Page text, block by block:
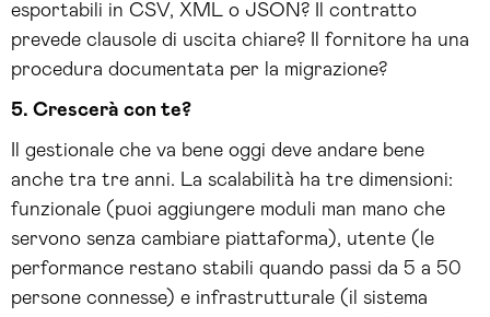
esportabili in CSV, XML o JSON? Il contratto
prevede clausole di uscita chiare? Il fornitore ha una
procedura documentata per la migrazione?
5. Crescerà con te?
Il gestionale che va bene oggi deve andare bene
anche tra tre anni. La scalabilità ha tre dimensioni:
funzionale (puoi aggiungere moduli man mano che
servono senza cambiare piattaforma), utente (le
performance restano stabili quando passi da 5 a 50
persone connesse) e infrastrutturale (il sistema